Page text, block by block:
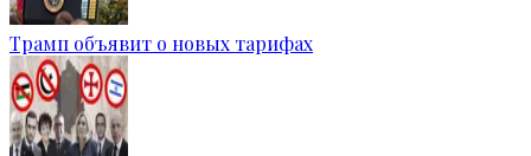
Трамп объявит о новых тарифах